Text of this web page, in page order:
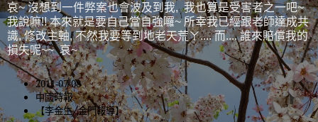
哀~ 沒想到一件弊案也會波及到我, 我也算是受害者之一吧~
我說嘛!! 本來就是要自己當自強囉~ 所幸我已經跟老師達成共
識, 修改主軸, 不然我要等到地老天荒ㄚ.... 而.... 誰來賠償我的
損失呢~~ 哀~
2011-07-08
中國時報
【李金生╱金門報導】